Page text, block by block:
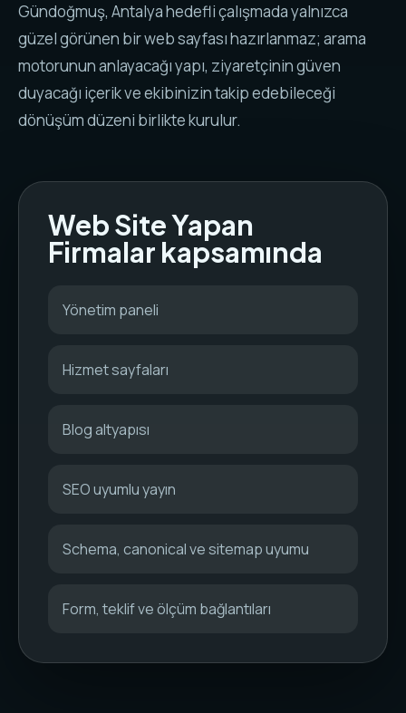
Gündoğmuş, Antalya hedefli çalışmada yalnızca
güzel görünen bir web sayfası hazırlanmaz; arama
motorunun anlayacağı yapı, ziyaretçinin güven
duyacağı içerik ve ekibinizin takip edebileceği
dönüşüm düzeni birlikte kurulur.
Web Site Yapan
Firmalar kapsamında
Yönetim paneli
Hizmet sayfaları
Blog altyapısı
SEO uyumlu yayın
Schema, canonical ve sitemap uyumu
Form, teklif ve ölçüm bağlantıları